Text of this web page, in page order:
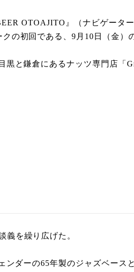
OTOAJITO』（ナビゲータ
の初回である、9月10日（金）
と鎌倉にあるナッツ専門店「
義を繰り広げた。
ダーの65年製のジャズベー